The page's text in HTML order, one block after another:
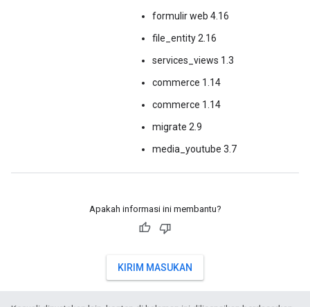
formulir web 4.16
file_entity 2.16
services_views 1.3
commerce 1.14
commerce 1.14
migrate 2.9
media_youtube 3.7
Apakah informasi ini membantu?
KIRIM MASUKAN